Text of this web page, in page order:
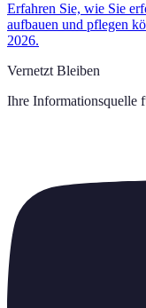
Erfahren Sie, wie Sie
aufbauen und pflegen
2026.
Vernetzt Bleiben
Ihre Informationsquelle